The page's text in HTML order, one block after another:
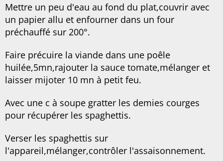
Mettre un peu d'eau au fond du plat,couvrir avec
un papier allu et enfourner dans un four
préchauffé sur 200°.
Faire précuire la viande dans une poêle
huilée,5mn,rajouter la sauce tomate,mélanger et
laisser mijoter 10 mn à petit feu.
Avec une c à soupe gratter les demies courges
pour récupérer les spaghettis.
Verser les spaghettis sur
l'appareil,mélanger,contrôler l'assaisonnement.